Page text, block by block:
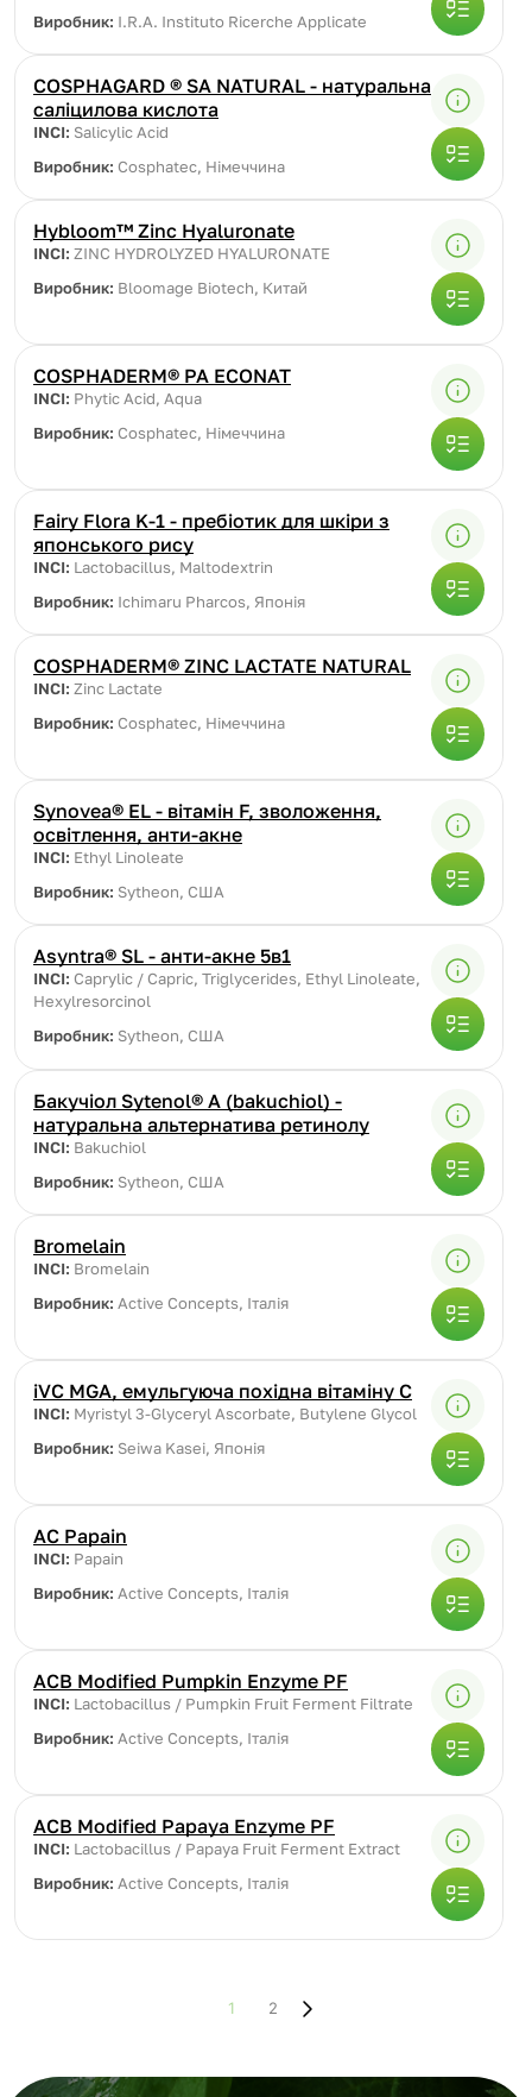
Виробник: I.R.A. Instituto Ricerche Applicate
COSPHAGARD ® SA NATURAL - натуральна
саліцилова кислота
INCI: Salicylic Acid
Виробник: Cosphatec, Німеччина
Hybloom™ Zinc Hyaluronate
INCI: ZINC HYDROLYZED HYALURONATE
Виробник: Bloomage Biotech, Китай
COSPHADERM® PA ECONAT
INCI: Phytic Acid, Aqua
Виробник: Cosphatec, Німеччина
Fairy Flora K-1 - пребіотик для шкіри з
японського рису
INCI: Lactobacillus, Maltodextrin
Виробник: Ichimaru Pharcos, Японія
COSPHADERM® ZINC LACTATE NATURAL
INCI: Zinc Lactate
Виробник: Cosphatec, Німеччина
Synovea® EL - вітамін F, зволоження,
освітлення, анти-акне
INCI: Ethyl Linoleate
Виробник: Sytheon, США
Asyntra® SL - анти-акне 5в1
INCI: Caprylic / Capric, Triglycerides, Ethyl Linoleate,
Hexylresorcinol
Виробник: Sytheon, США
Бакучіол Sytenol® A (bakuchiol) -
натуральна альтернатива ретинолу
INCI: Bakuchiol
Виробник: Sytheon, США
Bromelain
INCI: Bromelain
Виробник: Active Concepts, Італія
iVC MGA, емульгуюча похідна вітаміну С
INCI: Myristyl 3-Glyceryl Ascorbate, Butylene Glycol
Виробник: Seiwa Kasei, Японія
АС Papain
INCI: Papain
Виробник: Active Concepts, Італія
ACB Modified Pumpkin Enzyme PF
INCI: Lactobacillus / Pumpkin Fruit Ferment Filtrate
Виробник: Active Concepts, Італія
ACB Modified Papaya Enzyme PF
INCI: Lactobacillus / Papaya Fruit Ferment Extract
Виробник: Active Concepts, Італія
1 2